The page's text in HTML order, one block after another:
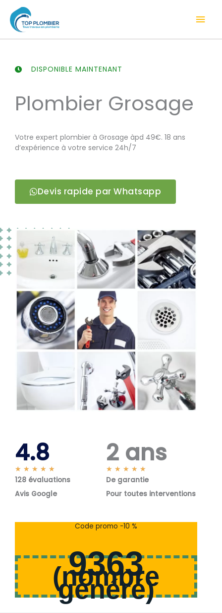
contenu
DISPONIBLE MAINTENANT
Plombier Grosage
Votre expert plombier à Grosage àpd 49€. 18 ans
d’expérience à votre service 24h/7
Devis rapide par Whatsapp
4.8
★ ★ ★ ★ ★
o
s
128 évaluations
Avis Google
2 ans
★ ★ ★ ★ ★
o
s
De garantie
Pour toutes interventions
Code promo -10 %
9363
(nombre
généré)